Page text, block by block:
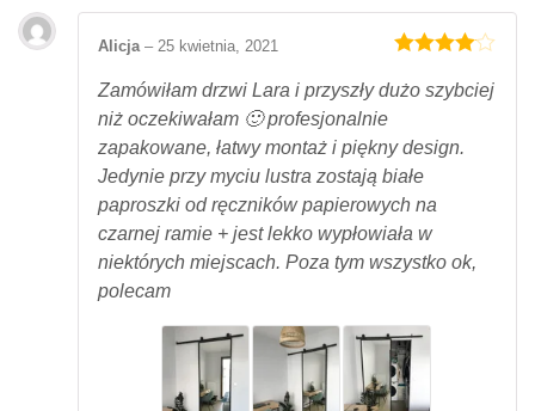
4na 5.
Alicja – 25 kwietnia, 2021
Zamówiłam drzwi Lara i przyszły dużo szybciej
niż oczekiwałam 🙂 profesjonalnie
zapakowane, łatwy montaż i piękny design.
Jedynie przy myciu lustra zostają białe
paproszki od ręczników papierowych na
czarnej ramie + jest lekko wypłowiała w
niektórych miejscach. Poza tym wszystko ok,
polecam